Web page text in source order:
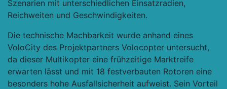
Szenarien mit unterschiedlichen Einsatzradien,
Reichweiten und Geschwindigkeiten.
Die technische Machbarkeit wurde anhand eines
VoloCity des Projektpartners Volocopter untersucht,
da dieser Multikopter eine frühzeitige Marktreife
erwarten lässt und mit 18 festverbauten Rotoren eine
besonders hohe Ausfallsicherheit aufweist. Sein Vorteil